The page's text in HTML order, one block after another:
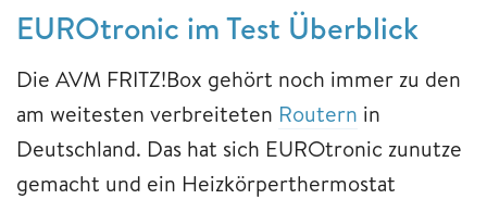
EUROtronic im Test Überblick
Die AVM FRITZ!Box gehört noch immer zu den
am weitesten verbreiteten Routern in
Deutschland. Das hat sich EUROtronic zunutze
gemacht und ein Heizkörperthermostat